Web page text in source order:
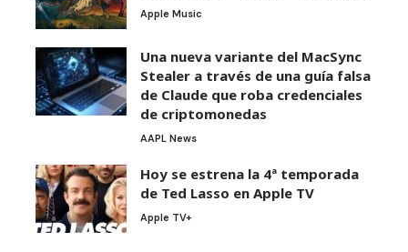
Apple Music
Una nueva variante del MacSync
Stealer a través de una guía falsa
de Claude que roba credenciales
de criptomonedas
AAPL News
Hoy se estrena la 4ª temporada
de Ted Lasso en Apple TV
Apple TV+